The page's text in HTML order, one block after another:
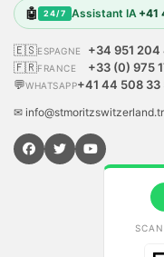
🤖 24/7 Assistant IA +41
🇪🇸ESPAGNE
+34 951 204
🇫🇷FRANCE
+33 (0) 975
💬WHATSAPP+41 44 508 33
✉